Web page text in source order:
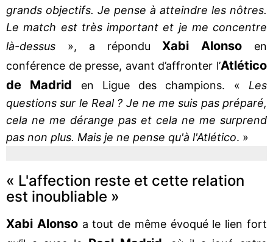
grands objectifs. Je pense à atteindre les nôtres.
Le match est très important et je me concentre
là-dessus », a réponduXabi Alonso en
conférence de presse, avant d’affronter l’Atlético
de Madrid en Ligue des champions. « Les
questions sur le Real ? Je ne me suis pas préparé,
cela ne me dérange pas et cela ne me surprend
pas non plus. Mais je ne pense qu'à l'Atlético. »
« L'affection reste et cette relation
est inoubliable »
Xabi Alonsoa tout de même évoqué le lien fort